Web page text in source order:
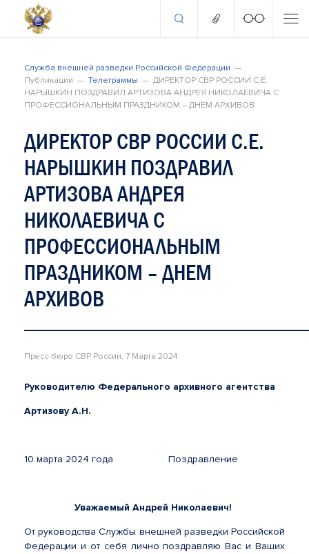
Служба внешней разведки Российской Федерации
Публикации
Телеграммы
ДИРЕКТОР СВР РОССИИ С.Е.
НАРЫШКИН ПОЗДРАВИЛ АРТИЗОВА АНДРЕЯ НИКОЛАЕВИЧА С
ПРОФЕССИОНАЛЬНЫМ ПРАЗДНИКОМ – ДНЕМ АРХИВОВ
ДИРЕКТОР СВР РОССИИ С.Е.
НАРЫШКИН ПОЗДРАВИЛ
АРТИЗОВА АНДРЕЯ
НИКОЛАЕВИЧА С
ПРОФЕССИОНАЛЬНЫМ
ПРАЗДНИКОМ – ДНЕМ
АРХИВОВ
Пресс-бюро СВР России, 7 Марта 2024
Руководителю Федерального архивного агентства
Артизову А.Н.
10 марта 2024 года Поздравление
Уважаемый Андрей Николаевич!
От руководства Службы внешней разведки Российской
Федерации и от себя лично поздравляю Вас и Ваших